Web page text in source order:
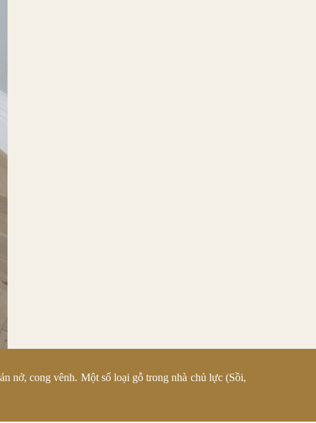
nở, cong vênh. Một số loại gỗ trong nhà chủ lực (Sồi,